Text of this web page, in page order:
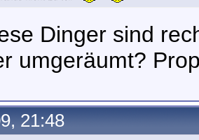
Dinger sind
umgeräumt?
21:48